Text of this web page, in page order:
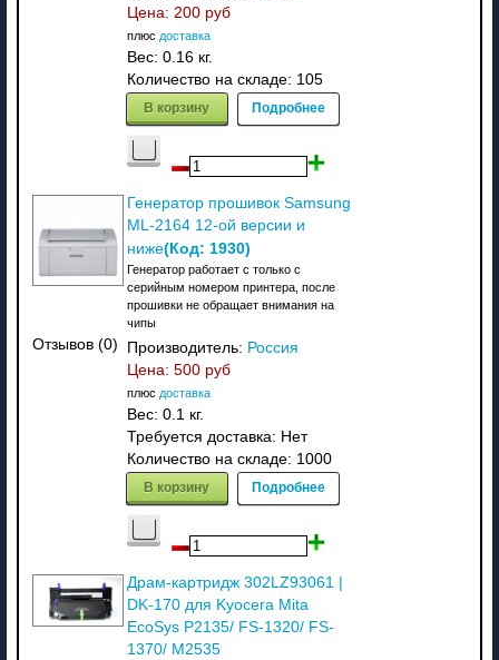
Цена: 200 руб
плюс доставка
Вес: 0.16 кг.
Количество на складе: 105
В корзину Подробнее
Отзывов (0)
Генератор прошивок Samsung
ML-2164 12-ой версии и
ниже(Код: 1930)
Генератор работает с только с
серийным номером принтера, после
прошивки не обращает внимания на
чипы
Производитель: Россия
Цена: 500 руб
плюс доставка
Вес: 0.1 кг.
Требуется доставка: Нет
Количество на складе: 1000
В корзину Подробнее
Драм-картридж 302LZ93061 |
DK-170 для Kyocera Mita
EcoSys P2135/ FS-1320/ FS-
1370/ M2535